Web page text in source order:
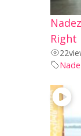
Right
22